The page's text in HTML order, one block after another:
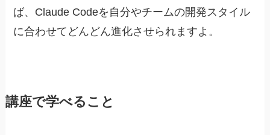
ば、Claude Codeを自分やチームの開発スタイル
に合わせてどんどん進化させられますよ。
講座で学べること